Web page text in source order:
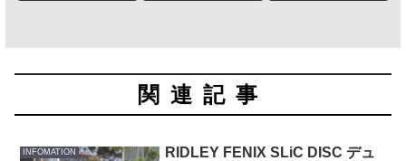
関連記事
INFOMATION
RIDLEY FENIX SLiC DISC デュ